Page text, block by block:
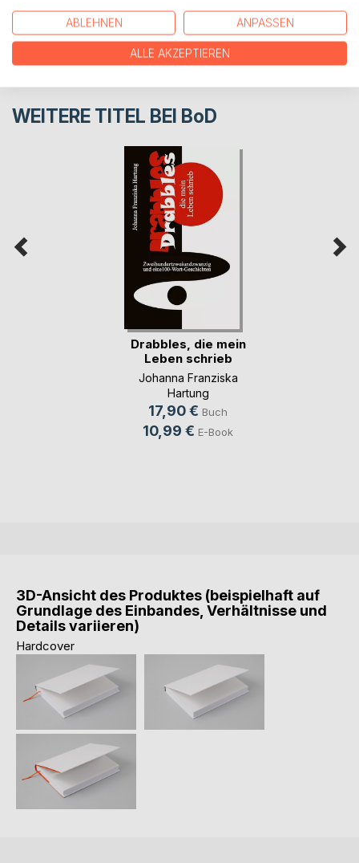
REZENSIONEN
WEITERE TITEL BEI BoD
Drabbles, die mein
Leben schrieb
Johanna Franziska
Hartung
17,90 € Buch
10,99 € E-Book
3D-Ansicht des Produktes (beispielhaft auf
Grundlage des Einbandes, Verhältnisse und
Details variieren)
Hardcover
ABLEHNEN ANPASSEN
ALLE AKZEPTIEREN